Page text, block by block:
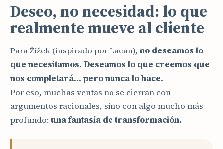
Deseo, no necesidad: lo que
realmente mueve al cliente
Para Žižek (inspirado por Lacan), no deseamos lo
que necesitamos. Deseamos lo que creemos que
nos completará… pero nunca lo hace.
Por eso, muchas ventas no se cierran con
argumentos racionales, sino con algo mucho más
profundo: una fantasía de transformación.